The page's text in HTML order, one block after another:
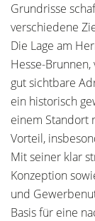
Grundrisse
verschiedene
Die Lage am
Hesse-
gut sichtbare
ein historisch
einem Standort
Vorteil,
Mit seiner klar
Konzeption
und
Basis für eine